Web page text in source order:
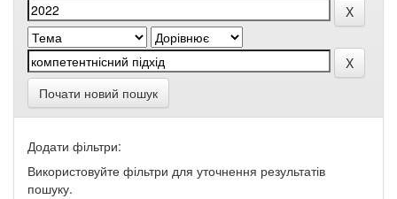
Почати новий пошук
Додати фільтри:
Використовуйте фільтри для уточнення результатів
пошуку.